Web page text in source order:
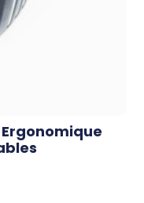
Ergonomique